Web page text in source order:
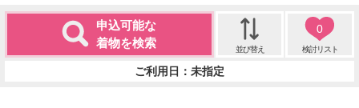
申込可能な
着物を検索
並び替え
0
検討リスト
ご利用日：未指定